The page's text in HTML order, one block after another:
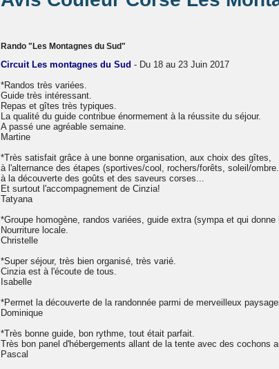
Rando "Les Montagnes du Sud"
Circuit Les montagnes du Sud - Du 18 au 23 Juin 2017
*Randos très variées.
Guide très intéressant.
Repas et gîtes très typiques.
La qualité du guide contribue énormement à la réussite du séjour.
A passé une agréable semaine.
Martine
*Très satisfait grâce à une bonne organisation, aux choix des gîtes,
à l'alternance des étapes (sportives/cool, rochers/forêts, soleil/
à la découverte des goûts et des saveurs corses...
Et surtout l'accompagnement de Cinzia!
Tatyana
*Groupe homogène, randos variées, guide extra (sympa et qui donne
Nourriture locale.
Christelle
*Super séjour, très bien organisé, très varié.
Cinzia est à l'écoute de tous.
Isabelle
*Permet la découverte de la randonnée parmi de merveilleux
Dominique
*Très bonne guide, bon rythme, tout était parfait.
Très bon panel d'hébergements allant de la tente avec des cochons
Pascal